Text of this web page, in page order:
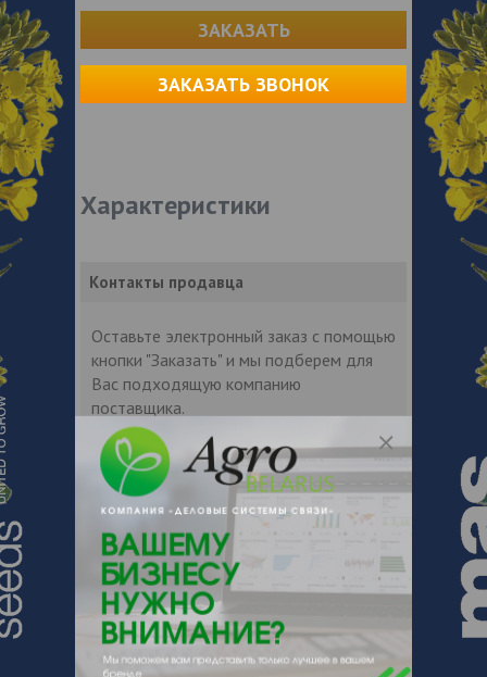
ЗАКАЗАТЬ
ЗАКАЗАТЬ ЗВОНОК
Характеристики
Контакты продавца
Оставьте электронный заказ с помощью
кнопки "Заказать" и мы подберем для
Вас подходящую компанию
поставщика.